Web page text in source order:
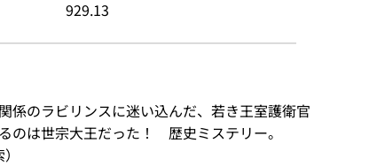
929.13
係のラビリンスに迷い込んだ、若き王室護衛官
のは世宗大王だった！　歴史ミステリー。